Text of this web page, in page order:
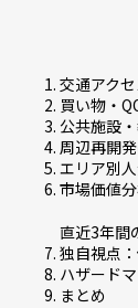
1. 交通アク
2. 買い物・
3. 公共施設
4. 周辺再開
5. エリア別
6. 市場価値
直近3年間
7. 独自視点
8. ハザード
9. まとめ